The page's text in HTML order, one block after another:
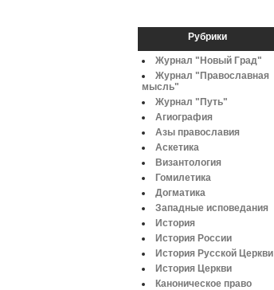
Рубрики
Журнал "Новый Град"
Журнал "Православная
мысль"
Журнал "Путь"
Агиография
Азы православия
Аскетика
Византология
Гомилетика
Догматика
Западные исповедания
История
История России
История Русской Церкви
История Церкви
Каноническое право